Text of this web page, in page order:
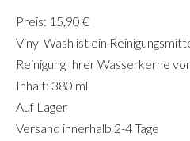
Preis: 15,90 €
Vinyl Wash ist ein
Reinigung Ihrer Wasserkerne
Inhalt: 380 ml
Auf Lager
Versand innerhalb 2-4 Tage